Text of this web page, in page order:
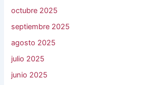
octubre 2025
septiembre 2025
agosto 2025
julio 2025
junio 2025